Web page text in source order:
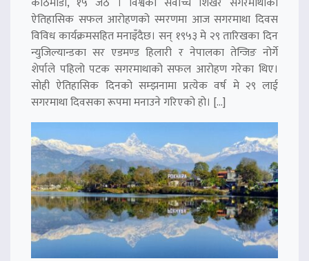
ऐतिहासिक सफल आरोहणको स्मरणमा आज सगरमाथा दिवस
विविध कार्यक्रमसहित मनाइँदैछ। सन् १९५३ मे २९ तारिखका दिन
न्युजिल्यान्डका सर एडमण्ड हिलारी र नेपालका तेन्जिङ नोर्गे
शेर्पाले पहिलो पटक सगरमाथाको सफल आरोहण गरेका थिए।
सोही ऐतिहासिक दिनको सम्झनामा प्रत्येक वर्ष मे २९ लाई
सगरमाथा दिवसका रूपमा मनाउने गरिएको हो। […]